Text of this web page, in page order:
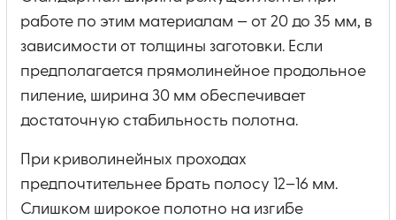
работе по этим материалам — от 20 до 35 мм, в
зависимости от толщины заготовки. Если
предполагается прямолинейное продольное
пиление, ширина 30 мм обеспечивает
достаточную стабильность полотна.
При криволинейных проходах
предпочтительнее брать полосу 12–16 мм.
Слишком широкое полотно на изгибе